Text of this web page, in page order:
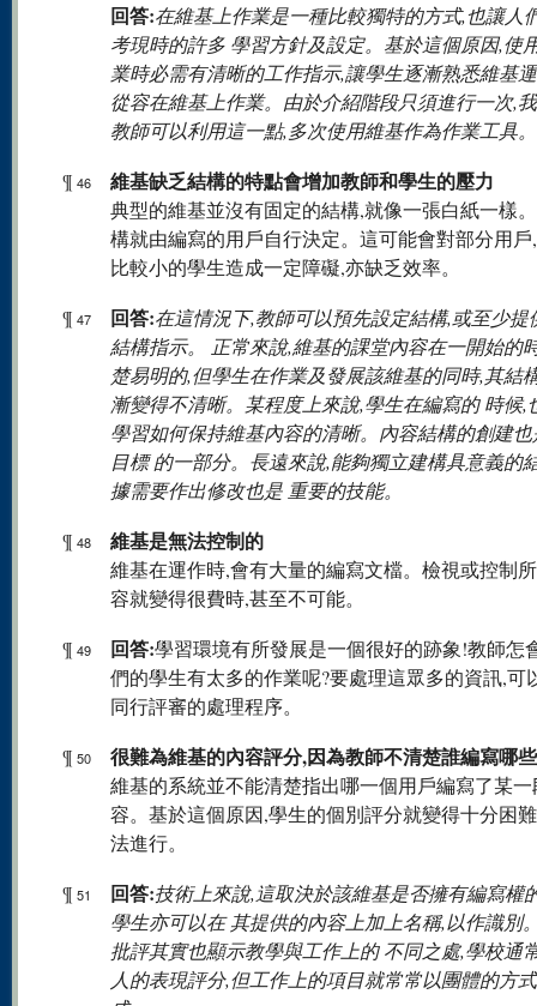
回答:在維基上作業是一種比較獨特的方式,也讓人
考現時的許多 學習方針及設定。基於這個原因,使
業時必需有清晰的工作指示,讓學生逐漸熟悉維基
從容在維基上作業。由於介紹階段只須進行一次,
教師可以利用這一點,多次使用維基作為作業工具。
¶ 46 維基缺乏結構的特點會增加教師和學生的壓力
典型的維基並沒有固定的結構,就像一張白紙一樣
構就由編寫的用戶自行決定。這可能會對部分用戶
比較小的學生造成一定障礙,亦缺乏效率。
¶ 47 回答:在這情況下,教師可以預先設定結構,或至少提
結構指示。 正常來說,維基的課堂內容在一開始的
楚易明的,但學生在作業及發展該維基的同時,其結
漸變得不清晰。某程度上來說,學生在編寫的 時候,
學習如何保持維基內容的清晰。內容結構的創建
目標 的一部分。長遠來說,能夠獨立建構具意義的
據需要作出修改也是 重要的技能。
¶ 48 維基是無法控制的
維基在運作時,會有大量的編寫文檔。檢視或控制
容就變得很費時,甚至不可能。
¶ 49 回答:學習環境有所發展是一個很好的跡象!教師怎
們的學生有太多的作業呢?要處理這眾多的資訊,可
同行評審的處理程序。
¶ 50 很難為維基的內容評分,因為教師不清楚誰編寫哪
維基的系統並不能清楚指出哪一個用戶編寫了某
容。基於這個原因,學生的個別評分就變得十分困
法進行。
¶ 51 回答:技術上來說,這取決於該維基是否擁有編寫權
學生亦可以在 其提供的內容上加上名稱,以作識別
批評其實也顯示教學與工作上的 不同之處,學校通
人的表現評分,但工作上的項目就常常以團體的方